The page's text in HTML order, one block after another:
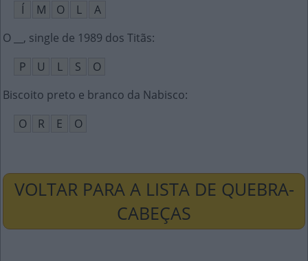
Í
M O L
A
O __, single de 1989 dos Titãs:
P
U L S
O
Biscoito preto e branco da Nabisco:
O
R E O
VOLTAR PARA A LISTA DE QUEBRA-
CABEÇAS